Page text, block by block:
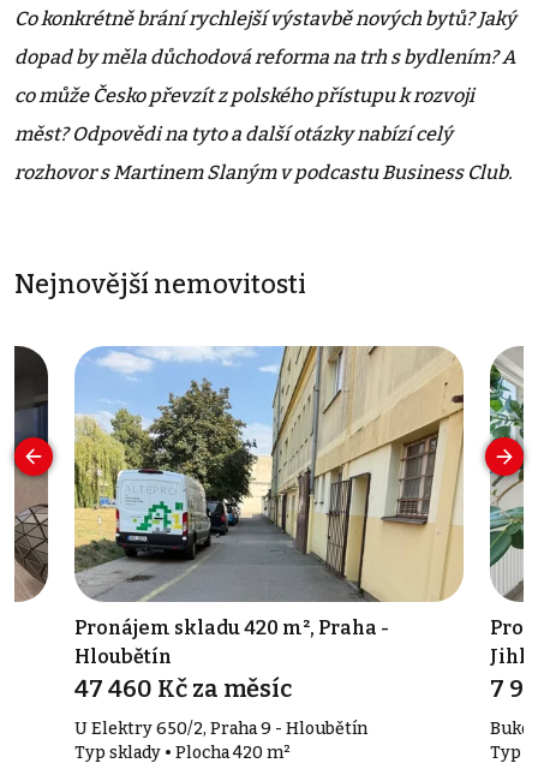
Co konkrétně brání rychlejší výstavbě nových bytů? Jaký
dopad by měla důchodová reforma na trh s bydlením? A
co může Česko převzít z polského přístupu k rozvoji
měst? Odpovědi na tyto a další otázky nabízí celý
rozhovor s Martinem Slaným v podcastu Business Club.
Nejnovější nemovitosti
Pronájem skladu 420 m², Praha -
Hloubětín
47 460 Kč za měsíc
U Elektry 650/2, Praha 9 - Hloubětín
Typ sklady • Plocha 420 m²
7
Typ